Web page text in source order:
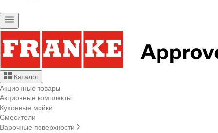
Каталог
Акционные товары
Акционные комплекты
Кухонные мойки
Смесители
Варочные поверхности